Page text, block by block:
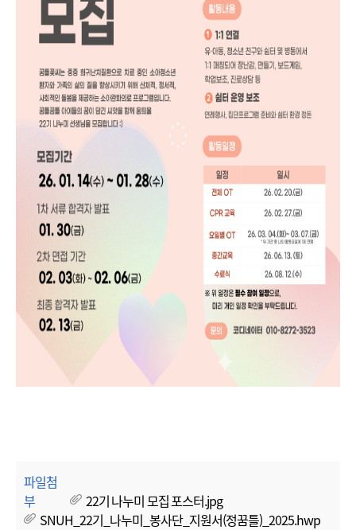
파일첨
부
22기 나누미 모집 포스터.jpg
SNUH_22기_나누미_봉사단_지원서(정꿈틀)_2025.hwp